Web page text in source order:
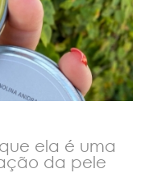
ela é uma
da pele